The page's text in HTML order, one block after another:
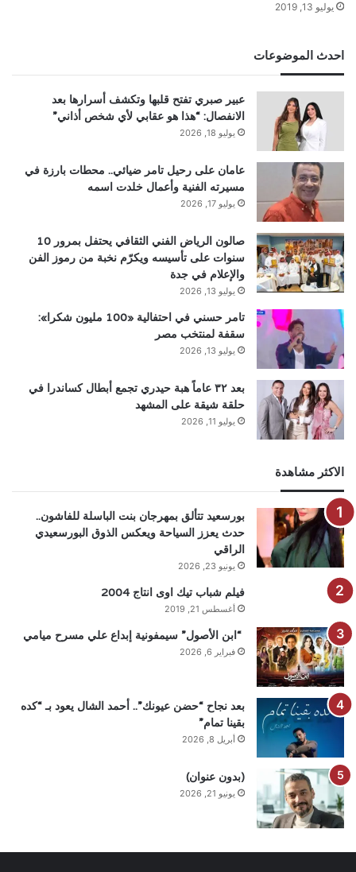
يوليو 13, 2019
احدث الموضوعات
عبير صبري تفتح قلبها وتكشف أسرارها بعد
الانفصال: “هذا هو عقابي لأي شخص أذاني”
يوليو 18, 2026
عامان على رحيل تامر ضيائي.. محطات بارزة في
مسيرته الفنية وأعمال خلدت اسمه
يوليو 17, 2026
صالون الرياض الفني الثقافي يحتفل بمرور 10
سنوات على تأسيسه ويكرّم نخبة من رموز الفن
والإعلام في جدة
يوليو 13, 2026
تامر حسني في احتفالية «100 مليون شكرا»:
سقفة لمنتخب مصر
يوليو 13, 2026
بعد ٣٢ عاماً هبة حيدري تجمع أبطال كساندرا في
حلقة شيقة على المشهد
يوليو 11, 2026
الاكثر مشاهدة
بورسعيد تتألق بمهرجان بنت الباسلة للفاشون..
حدث يعزز السياحة ويعكس الذوق البورسعيدي
الراقي
يونيو 23, 2026
فيلم شباب تيك اوى انتاج 2004
أغسطس 21, 2019
“ابن الأصول” سيمفونية إبداع علي مسرح ميامي
فبراير 6, 2026
بعد نجاح “حضن عيونك”.. أحمد الشال يعود بـ “كده
بقينا تمام”
أبريل 8, 2026
(بدون عنوان)
يونيو 21, 2026